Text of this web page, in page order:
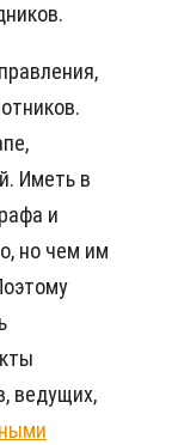
Иметь в
и
но чем им
ведущих,